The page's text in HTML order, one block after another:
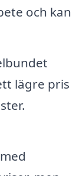
och kan
lägre pris